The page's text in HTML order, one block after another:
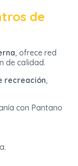
de
, ofrece red
de calidad.
recreación,
con Pantano